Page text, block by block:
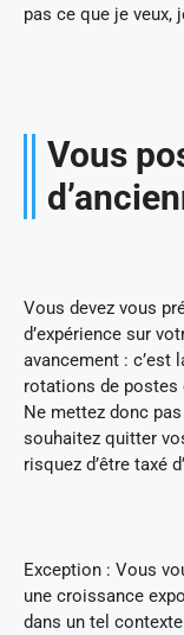
pas ce que je veux,
Vous
Vous devez vous
d’expérience sur
avancement : c’est
rotations de postes
Ne mettez donc
souhaitez quitter
risquez d’être taxé
Exception : Vous
une croissance
dans un tel